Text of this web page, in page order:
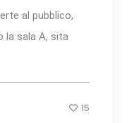
al pubblico,
sala A, sita
15